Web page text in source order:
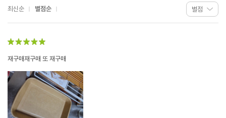
최신순 별점순
재구매재구매 또 재구매